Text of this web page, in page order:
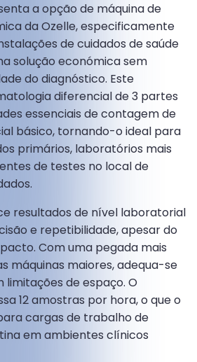
a opção de máquina de
da Ozelle, especificamente
de cuidados de saúde
solução económica sem
do diagnóstico. Este
diferencial de 3 partes
essenciais de contagem de
básico, tornando-o ideal para
primários, laboratórios mais
de testes no local de
resultados de nível laboratorial
e repetibilidade, apesar do
Com uma pegada mais
máquinas maiores, adequa-se
limitações de espaço. O
12 amostras por hora, o que o
cargas de trabalho de
em ambientes clínicos